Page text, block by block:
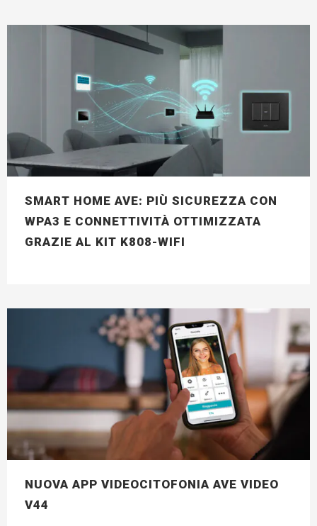
SMART HOME AVE: PIÙ SICUREZZA CON
WPA3 E CONNETTIVITÀ OTTIMIZZATA
GRAZIE AL KIT K808-WIFI
NUOVA APP VIDEOCITOFONIA AVE VIDEO
V44